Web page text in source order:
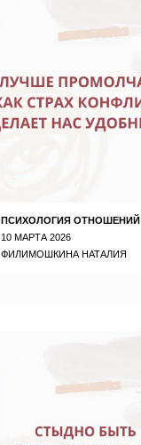
ПСИХОЛОГИЯ ОТНОШЕНИЙ
10 МАРТА 2026
ФИЛИМОШКИНА НАТАЛИЯ